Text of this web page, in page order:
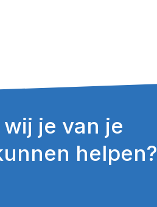
je van je
helpen?